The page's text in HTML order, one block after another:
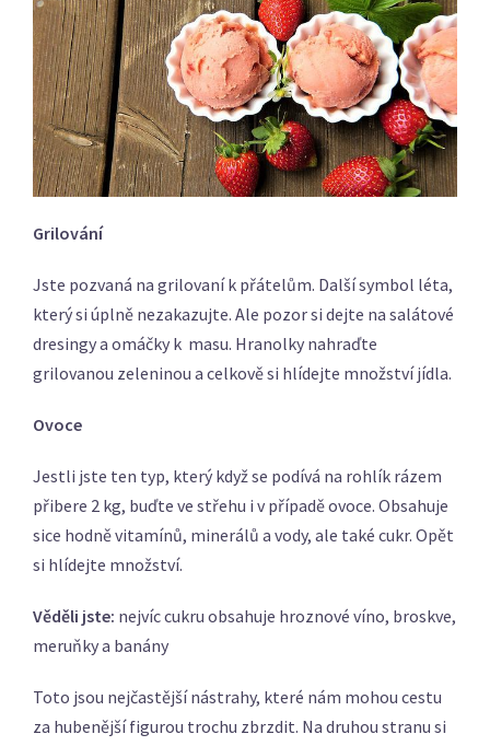
Grilování
Jste pozvaná na grilovaní k přátelům. Další symbol léta,
který si úplně nezakazujte. Ale pozor si dejte na salátové
dresingy a omáčky k masu. Hranolky nahraďte
grilovanou zeleninou a celkově si hlídejte množství jídla.
Ovoce
Jestli jste ten typ, který když se podívá na rohlík rázem
přibere 2 kg, buďte ve střehu i v případě ovoce. Obsahuje
sice hodně vitamínů, minerálů a vody, ale také cukr. Opět
si hlídejte množství.
Věděli jste: nejvíc cukru obsahuje hroznové víno, broskve,
meruňky a banány
Toto jsou nejčastější nástrahy, které nám mohou cestu
za hubenější figurou trochu zbrzdit. Na druhou stranu si